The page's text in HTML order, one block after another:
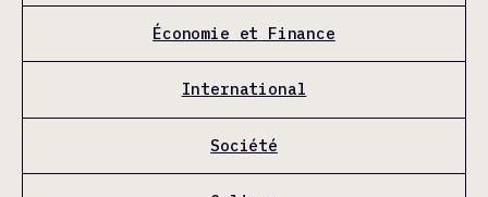
Économie et Finance
International
Société